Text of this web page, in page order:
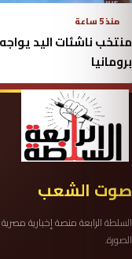
منذ 5 ساعة
منتخب ناشئات اليد
برومانيا
صوت الشعب
السلطة الرابعة منصة إخبارية
الصورة.